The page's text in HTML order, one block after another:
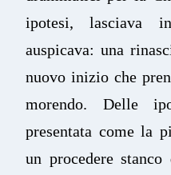
ipotesi, lasciava
auspicava: una
nuovo inizio che
morendo. Delle
presentata come la
un procedere